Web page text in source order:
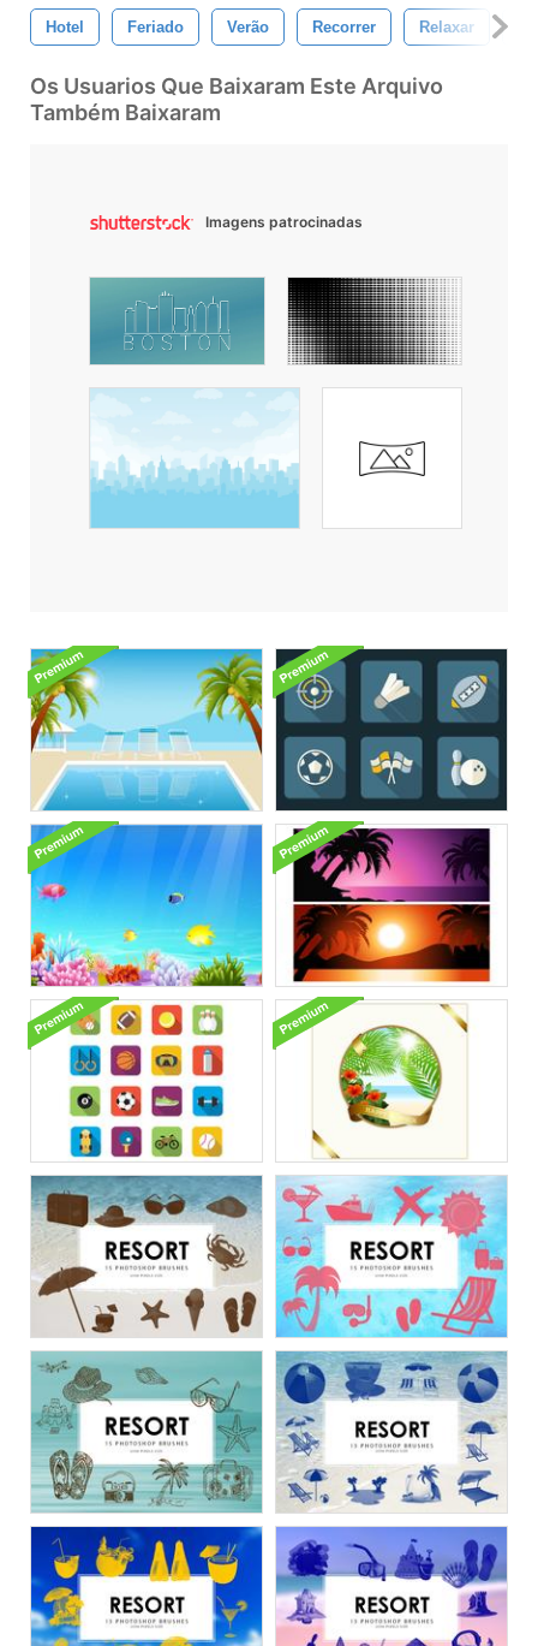
Hotel Feriado Verão Recorrer Relaxar
Os Usuarios Que Baixaram Este Arquivo
Também Baixaram
Imagens patrocinadas